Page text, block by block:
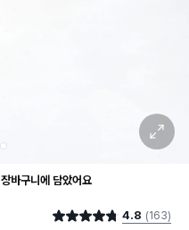
3
확대 보기
장바구니에 담았어요
별점 4.8점 4.8 (163)